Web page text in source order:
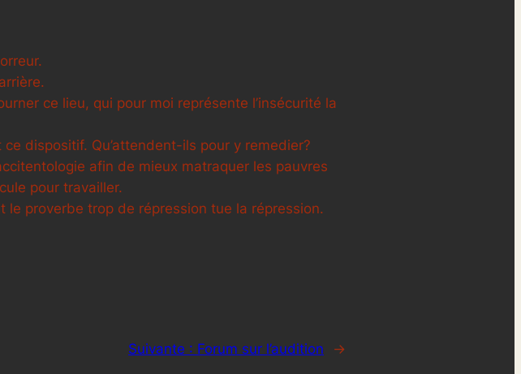
ce lieu, qui pour moi représente l’insécurité la
dispositif. Qu’attendent-ils pour y remedier?
afin de mieux matraquer les pauvres
pour travailler.
proverbe trop de répression tue la répression.
Suivante : Forum sur l’audition →